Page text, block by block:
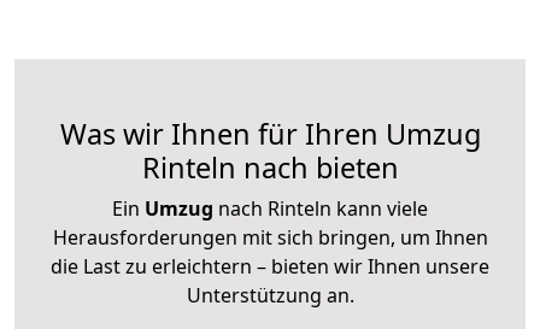
Was wir Ihnen für Ihren Umzug
Rinteln nach bieten
Ein Umzug nach Rinteln kann viele
Herausforderungen mit sich bringen, um Ihnen
die Last zu erleichtern – bieten wir Ihnen unsere
Unterstützung an.